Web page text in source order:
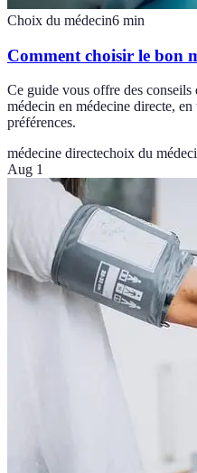
Choix du médecin6 min
Comment choisir le bon
Ce guide vous offre des
médecin en médecine directe,
préférences.
médecine directechoix du
Aug 1